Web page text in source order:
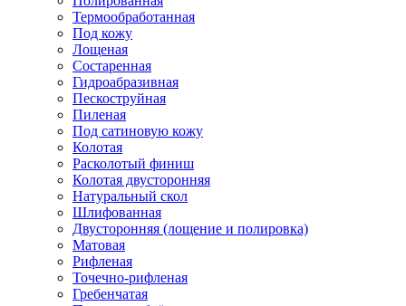
Термообработанная
Под кожу
Лощеная
Состаренная
Гидроабразивная
Пескоструйная
Пиленая
Под сатиновую кожу
Колотая
Расколотый финиш
Колотая двусторонняя
Натуральный скол
Шлифованная
Двусторонняя (лощение и полировка)
Матовая
Рифленая
Точечно-рифленая
Гребенчатая